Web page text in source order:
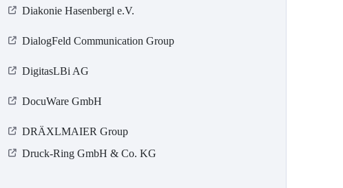
Diakonie Hasenbergl e.V.
DialogFeld Communication Group
DigitasLBi AG
DocuWare GmbH
DRÄXLMAIER Group
Druck-Ring GmbH & Co. KG